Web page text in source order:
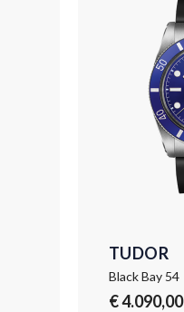
TUDOR
Black Bay 54
€ 4.090,00